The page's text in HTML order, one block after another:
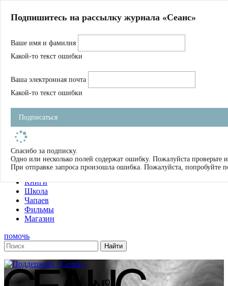
Магазин
Журнал
Школа
Устав
Фильмы
Имена
Тэги
О нас
Журнал
Книги
Школа
Чапаев
Фильмы
Магазин
помочь
Подпишитесь на рассылку журнала «Сеанс»
Ваше имя и фамилия
Какой-то текст ошибки
Ваша электронная почта
Какой-то текст ошибки
Подписаться
Спасибо за подписку.
Одно или несколько полей содержат ошибку. Пожалуйста проверьте
При отправке запроса произошла ошибка. Пожалуйста, попробуйте